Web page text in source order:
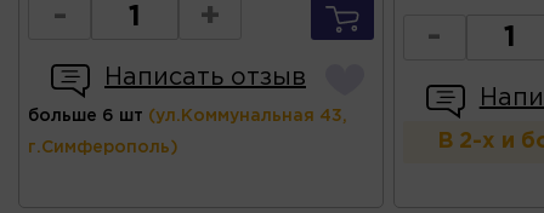
- +
Написать отзыв
больше 6 шт (ул.Коммунальная 43,
г.Симферополь)
-
В 2-х и